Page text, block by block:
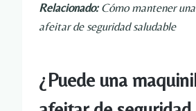
Relacionado: Cómo mantener
afeitar de seguridad saludable
¿Puede una